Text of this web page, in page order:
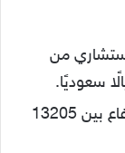
من
يتراوح راتب طبيب نائب في وزارة الدفاع بين 13205